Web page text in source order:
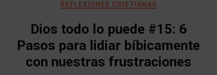
REFLEXIONES CRISTIANAS
Dios todo lo puede #15: 6
Pasos para lidiar bíbicamente
con nuestras frustraciones